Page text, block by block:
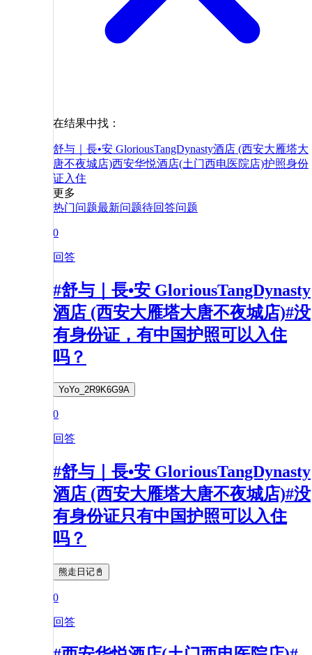
在结果中找：
舒与｜長•安 GloriousTangDynasty酒店 (西安大雁塔大
唐不夜城店)西安华悦酒店(土门西电医院店)护照身份
证 入住
更多
热门问题最新问题待回答问题
0
回答
#舒与｜長•安 GloriousTangDynasty
酒店 (西安大雁塔大唐不夜城店)#没
有身份证，有中国护照可以入住
吗？
YoYo_2R9K6G9A
0
回答
#舒与｜長•安 GloriousTangDynasty
酒店 (西安大雁塔大唐不夜城店)#没
有身份证只有中国护照可以入住
吗？
熊走日记📓
0
回答